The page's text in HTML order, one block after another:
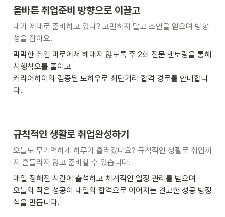
올바른 취업준비 방향으로 이끌고
내가 제대로 준비하고 있나? 고민하지 말고 조언을 얻으며 방향
성을 잡아요.
막막한 취업 미로에서 헤매지 않도록 주 2회 전문 멘토링을 통해
시행착오를 줄이고
커리어하이의 검증된 노하우로 최단거리 합격 경로를 안내합니
다.
규칙적인 생활로 취업완성하기
오늘도 무기력하게 하루가 흘러갔나요? 규칙적인 생활로 취업까
지 흔들리지 않고 준비할 수 있습니다.
매일 정해진 시간에 출석하고 체계적인 일정 관리를 받으며
오늘의 작은 성공이 내일의 합격으로 이어지는 견고한 성공 방정
식을 만듭니다.